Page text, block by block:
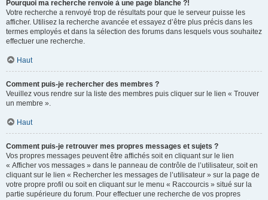
Pourquoi ma recherche renvoie à une page blanche ?!
Votre recherche a renvoyé trop de résultats pour que le serveur puisse les
afficher. Utilisez la recherche avancée et essayez d’être plus précis dans les
termes employés et dans la sélection des forums dans lesquels vous souhaitez
effectuer une recherche.
Haut
Comment puis-je rechercher des membres ?
Veuillez vous rendre sur la liste des membres puis cliquer sur le lien « Trouver
un membre ».
Haut
Comment puis-je retrouver mes propres messages et sujets ?
Vos propres messages peuvent être affichés soit en cliquant sur le lien
« Afficher vos messages » dans le panneau de contrôle de l’utilisateur, soit en
cliquant sur le lien « Rechercher les messages de l’utilisateur » sur la page de
votre propre profil ou soit en cliquant sur le menu « Raccourcis » situé sur la
partie supérieure du forum. Pour effectuer une recherche de vos propres